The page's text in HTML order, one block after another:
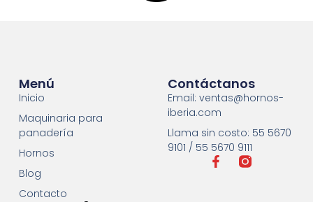
Menú
Inicio
Maquinaria para
panadería
Hornos
Blog
Contacto
Contáctanos
Email: ventas@hornos-
iberia.com
Llama sin costo: 55 5670
9101 / 55 5670 9111